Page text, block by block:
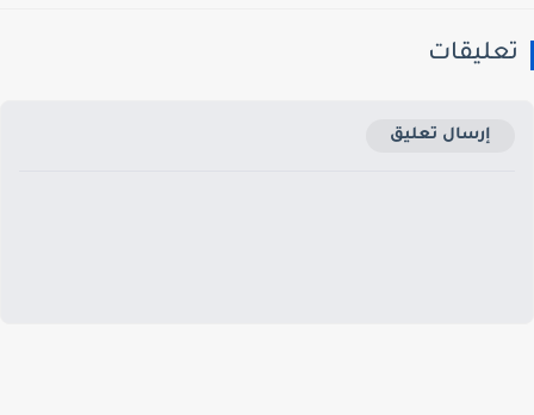
إرسال تعليق